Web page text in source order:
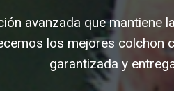
avanzada que mantiene
los mejores colchon
garantizada y